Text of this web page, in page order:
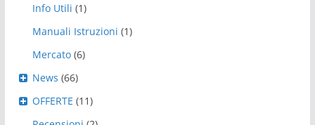
Info Utili (1)
Manuali Istruzioni (1)
Mercato (6)
News (66)
OFFERTE (11)